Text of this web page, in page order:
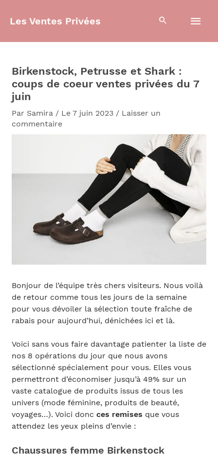
Les Ventes Privées
Birkenstock, Petrusse et Shark :
coups de coeur ventes privées du 7
juin
Par Samira / Le 7 juin 2023 / Laisser un
commentaire
Bonjour de l’équipe très chers visiteurs. Nous voilà
de retour comme tous les jours de la semaine
pour vous dévoiler la sélection toute fraîche de
rabais pour aujourd’hui, dénichées ici et là.
Voici sans vous faire davantage patienter la liste de
nos 8 opérations du jour que nous avons
sélectionné spécialement pour vous. Elles vous
permettront d’économiser jusqu’à 49% sur un
vaste catalogue de produits issus de tous les
univers (mode féminine, produits de beauté,
voyages…). Voici donc ces remises que vous
attendez les yeux pleins d’envie :
Chaussures femme Birkenstock